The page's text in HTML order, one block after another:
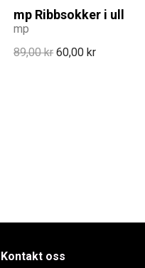
mp Ribbsokker i ull
mp
89,00 kr 60,00 kr
Kontakt oss